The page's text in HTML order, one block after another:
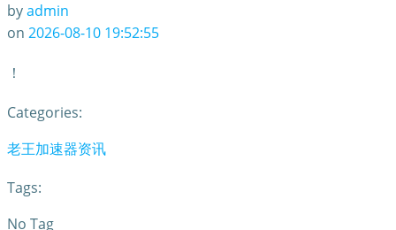
byadmin
on 2026-08-10 19:52:55
！
Categories:
老王加速器资讯
Tags:
No Tag